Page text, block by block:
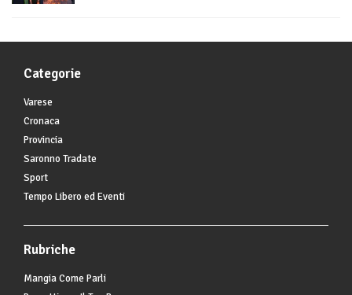
Categorie
Varese
Cronaca
Provincia
Saronno Tradate
Sport
Tempo Libero ed Eventi
Rubriche
Mangia Come Parli